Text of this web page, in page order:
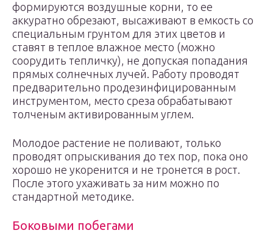
формируются воздушные корни, то ее
аккуратно обрезают, высаживают в емкость со
специальным грунтом для этих цветов и
ставят в теплое влажное место (можно
соорудить тепличку), не допуская попадания
прямых солнечных лучей. Работу проводят
предварительно продезинфицированным
инструментом, место среза обрабатывают
толченым активированным углем.
Молодое растение не поливают, только
проводят опрыскивания до тех пор, пока оно
хорошо не укоренится и не тронется в рост.
После этого ухаживать за ним можно по
стандартной методике.
Боковыми побегами